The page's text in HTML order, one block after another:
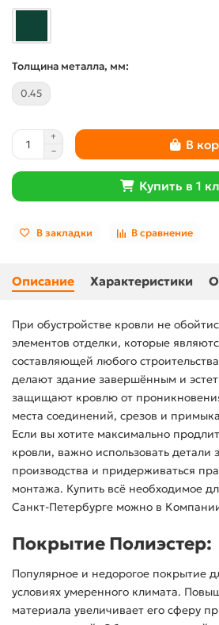
Толщина металла, мм:
0.45
В
Купить в 1
В закладки В сравнение
Описание Характеристики
При обустройстве кровли не
элементов отделки, которые
составляющей любого
делают здание завершённым и
защищают кровлю от
места соединений, срезов и
Если вы хотите максимально
кровли, важно использовать детали
производства и придерживаться
монтажа. Купить всё необходимое
Санкт-Петербурге можно в
Покрытие Полиэстер:
Популярное и недорогое покрытие
условиях умеренного климата.
материала увеличивает его сферу